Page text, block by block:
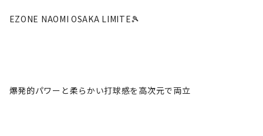
EZONE NAOMI OSAKA LIMITE🎾
爆発的パワーと柔らかい打球感を高次元で両立